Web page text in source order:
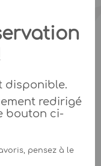
disponible.
redirigé
bouton ci-
pensez à le